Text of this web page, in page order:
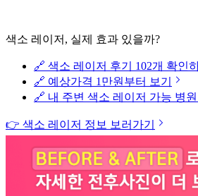
색소 레이저, 실제 효과 있을까?
🔗 색소 레이저 후기 102개 확인하
🔗 예상가격 1만원부터 보기
🔗 내 주변 색소 레이저 가능 병원
👉 색소 레이저 정보 보러가기